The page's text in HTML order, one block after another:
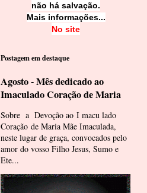
não há salvação.
Mais informações...
No site
Postagem em destaque
Agosto - Mês dedicado ao
Imaculado Coração de Maria
Sobre a Devoção ao I macu lado
Coração de Maria Mãe Imaculada,
neste lugar de graça, convocados pelo
amor do vosso Filho Jesus, Sumo e
Ete...